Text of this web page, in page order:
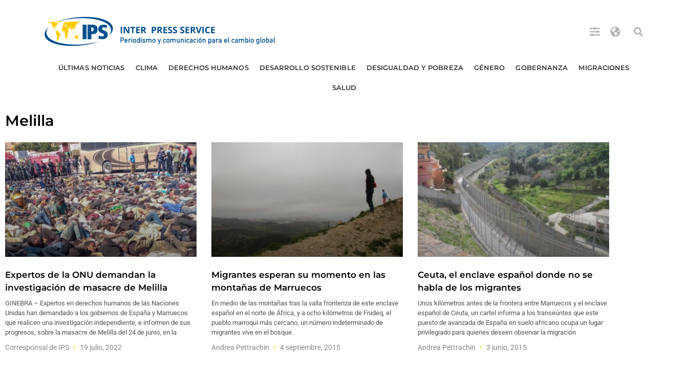
ÚLTIMAS NOTICIAS CLIMA DERECHOS HUMANOS DESARROLLO SOSTENIBLE DESIGUALDAD Y POBREZA GÉNERO GOBERNANZA MIGRACIONES
SALUD
Melilla
Expertos de la ONU demandan la
investigación de masacre de Melilla
GINEBRA – Expertos en derechos humanos de las Naciones
Unidas han demandado a los gobiernos de España y Marruecos
que realicen una investigación independiente, e informen de sus
progresos, sobre la masacre de Melilla del 24 de junio, en la
Corresponsal de IPS 19 julio, 2022
Migrantes esperan su momento en las
montañas de Marruecos
En medio de las montañas tras la valla fronteriza de este enclave
español en el norte de África, y a ocho kilómetros de Fnideq, el
pueblo marroquí más cercano, un número indeterminado de
migrantes vive en el bosque.
Andrea Pettrachin 4 septiembre, 2015
Ceuta, el enclave español donde no se
habla de los migrantes
Unos kilómetros antes de la frontera entre Marruecos y el enclave
español de Ceuta, un cartel informa a los transeúntes que este
puesto de avanzada de España en suelo africano ocupa un lugar
privilegiado para quienes deseen observar la migración
Andrea Pettrachin 3 junio, 2015